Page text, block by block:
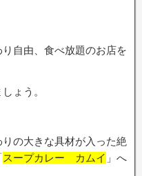
自由、食べ放題のお店を
ょう。
りの大きな具材が入った絶
スープカレー カムイ 」へ